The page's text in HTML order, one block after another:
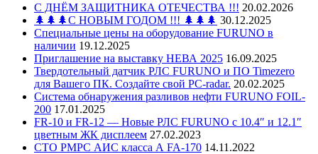
С ДНЁМ ЗАЩИТНИКА ОТЕЧЕСТВА !!! 20.02.2026
🌲🌲🌲С НОВЫМ ГОДОМ !!! 🌲🌲🌲 30.12.2025
Специальные цены на оборудование FURUNO в
наличии 19.12.2025
Приглашение на выставку НЕВА 2025 16.09.2025
Твердотельный датчик РЛС FURUNO и ПО Timezero
для Вашего ПК. Создайте свой PC-radar. 20.02.2025
Система обнаружения разливов нефти FURUNO FOIL-
200 17.01.2025
FR-10 и FR-12 — Новые РЛС FURUNO c 10.4″ и 12.1″
цветным ЖК дисплеем 27.02.2023
СТО РМРС АИС класса А FA-170 14.11.2022